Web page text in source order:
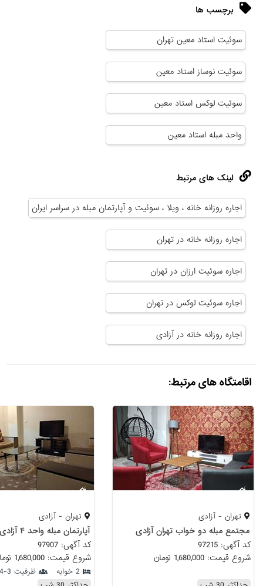
برچسب ها
سوئیت استاد معین تهران
سوئیت نوساز استاد معین
سوئیت لوکس استاد معین
واحد مبله استاد معین
لینک های مرتبط
اجاره روزانه خانه ، ویلا ، سوئیت و آپارتمان مبله در سراسر ایران
اجاره روزانه خانه در تهران
اجاره سوئیت ارزان در تهران
اجاره سوئیت لوکس در تهران
اجاره روزانه خانه در آزادی
اقامتگاه های مرتبط:
تهران - آزادی
مجتمع مبله دو خواب تهران آزادی
کد آگهی: 97215
شروع قیمت: 1,680,000 تومان
تهران - آزادی
آپارتمان مبله واحد ۴ آزادی
کد آگهی: 97907
شروع قیمت: 1,680,000 تومان
2 خوابه
ظرفیت 3-4 نفر